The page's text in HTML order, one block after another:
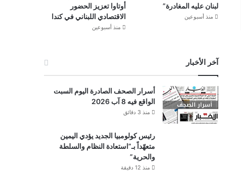
لبنان عليه المغادرة”
منذ أسبوعين
أوتاوا تعزيز الحضور
الاقتصادي اللبناني في كندا
منذ أسبوعين
آخر الأخبار
أسرار الصحف الصادرة اليوم السبت
الواقع فيه 8 آب 2026
منذ 3 دقائق
رئيس كولومبيا الجديد يؤدي اليمين
متعهّداً بـ”استعادة النظام والسلطة
والحرية”
منذ 12 دقيقة